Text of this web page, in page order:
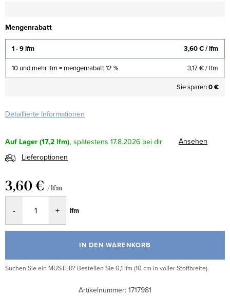
Mengenrabatt
1 - 9 lfm 3,60 €/ lfm
10 und mehr lfm = mengenrabatt 12 % 3,17 €/ lfm
Sie sparen0 €
Detaillierte Informationen
Auf Lager(17,2 lfm) 17.8.2026
Ansehen
Lieferoptionen
3,60 € / lfm
lfm
IN DEN WARENKORB
Suchen Sie ein MUSTER? Bestellen Sie 0,1 lfm (10 cm in voller Stoffbreite).
Artikelnummer: 1717981